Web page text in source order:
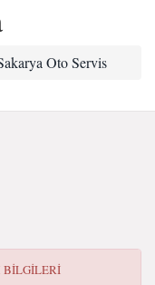
Oto Servis
BILGILERI